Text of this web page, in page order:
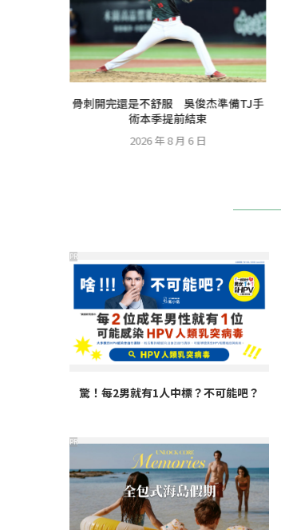
骨刺開完還是不舒服 吳俊杰準備TJ手
術本季提前結束
2026 年 8 月 6 日
驚！每2男就有1人中標？不可能吧？
PR
PR